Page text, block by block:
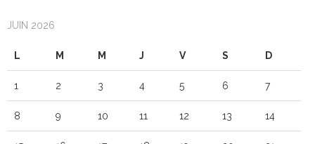
JUIN 2026
L M M J V S D
1 2 3 4 5 6 7
8 9 10 11 12 13 14